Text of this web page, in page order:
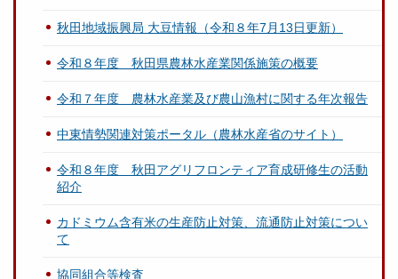
秋田地域振興局 大豆情報（令和８年7月13日更新）
令和８年度 秋田県農林水産業関係施策の概要
令和７年度 農林水産業及び農山漁村に関する年次報告
中東情勢関連対策ポータル（農林水産省のサイト）
令和８年度 秋田アグリフロンティア育成研修生の活動
紹介
カドミウム含有米の生産防止対策、流通防止対策につい
て
協同組合等検査